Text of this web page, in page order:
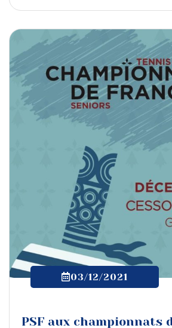
03/12/2021
PSF aux championnats